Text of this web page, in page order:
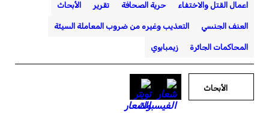
اعمال القتل والاختفاء حرية الصحافة تقرير الأبحاث
العنف الجنسي التعذيب وغيره من ضروب المعاملة السيئة
المحاكمات الجائرة زيمبابوي
الأبحاث